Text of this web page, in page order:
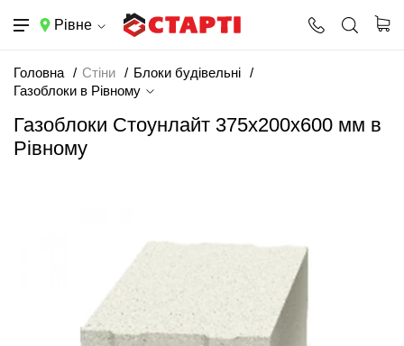
Рівне
Головна Стіни
Блоки будівельні
Газоблоки в Рівному
Газоблоки Стоунлайт 375x200x600 мм в
Рівному